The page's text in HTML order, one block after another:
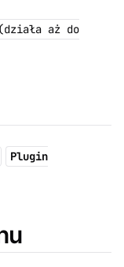
(działa aż do
Plugin